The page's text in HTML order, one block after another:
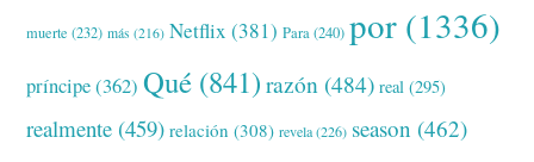
muerte (232) más (216) Netflix (381) Para(240) por (1336)
príncipe(362) Qué (841) razón (484) real (295)
realmente (459) relación (308) revela(226) season (462)